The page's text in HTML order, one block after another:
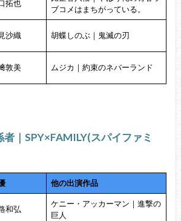
拓也
ブコメはまちがっている。
沙織 胡蝶しのぶ｜鬼滅の刃
敦美 ムジカ｜約束のネバーランド
｜SPY×FAMILY(スパイファミ
他の出演作品
和弘
ケニー・アッカーマン｜進撃の
巨人